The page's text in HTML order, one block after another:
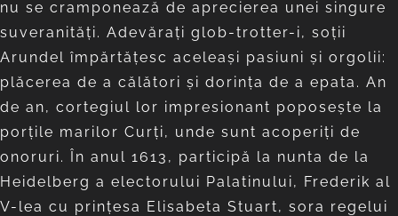
nu se cramponează de aprecierea unei singure
suveranități. Adevărați glob-trotter-i, soții
Arundel împărtățesc aceleași pasiuni și orgolii:
plăcerea de a călători și dorința de a epata. An
de an, cortegiul lor impresionant poposeşte la
porţile marilor Curți, unde sunt acoperiți de
onoruri. În anul 1613, participă la nunta de la
Heidelberg a electorului Palatinului, Frederik al
V-lea cu prințesa Elisabeta Stuart, sora regelui